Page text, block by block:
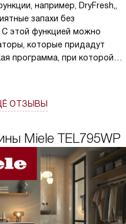
например, DryFresh,,
запахи без
этой функцией можно
которые придадут
программа, при которой
Также я оценила функцию
сушку почти на
бытовой техники на
отсрочкой старта.
загрузки. Есть много
оценили подсветку
ОТЗЫВЫ
Miele TEL795WP